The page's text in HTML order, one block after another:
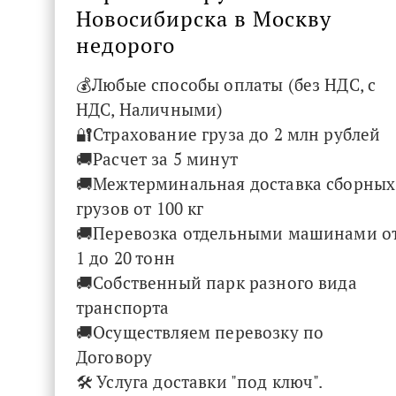
Новосибирска в Москву
недорого
💰Любые способы оплаты (без НДС, с
НДС, Наличными)
🔐Страхование груза до 2 млн рублей
🚚Расчет за 5 минут
🚚Межтерминальная доставка сборных
грузов от 100 кг
🚚Перевозка отдельными машинами
1 до 20 тонн
🚚Собственный парк разного вида
транспорта
🚚Осуществляем перевозку по
Договору
🛠 Услуга доставки "под ключ".